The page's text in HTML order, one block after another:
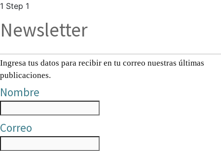
1 Step 1
Newsletter
Ingresa tus datos para recibir en tu correo nuestras últimas
publicaciones.
Nombre
Correo